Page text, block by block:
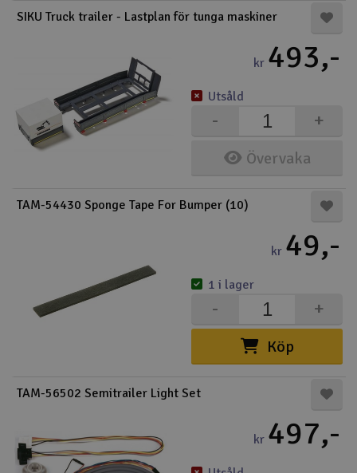
SIKU Truck trailer - Lastplan för tunga maskiner
kr 493,-
Övervaka
+
-
Utsåld
TAM-54430 Sponge Tape For Bumper (10)
kr 49,-
Köp
+
-
1 i lager
TAM-56502 Semitrailer Light Set
kr 497,-